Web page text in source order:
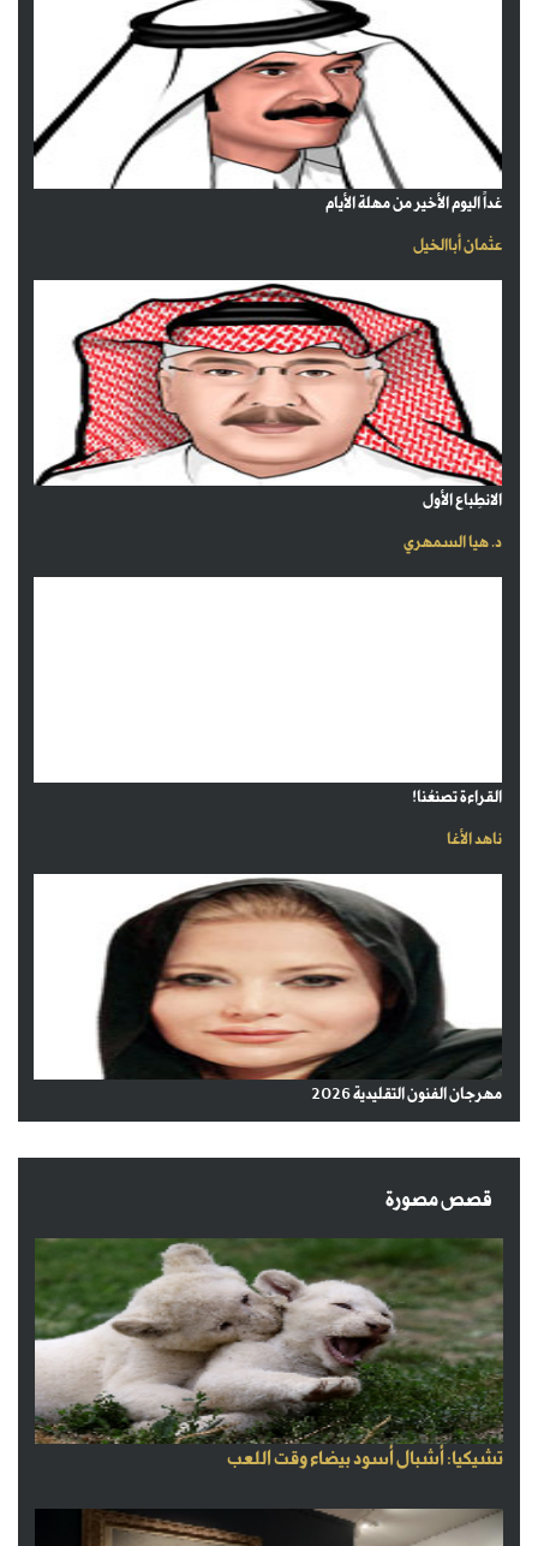
غداً اليوم الأخير من مهلة الأيام
عثمان أباالخيل
الانطِباع الأول
د. هيا السمهري
القراءة تصنعُنا!
ناهد الأغا
مهرجان الفنون التقليدية 2026
قصص مصورة
تشيكيا: أشبال أسود بيضاء وقت اللعب